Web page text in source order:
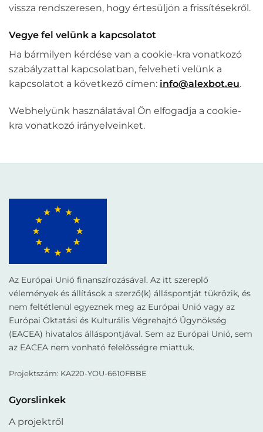
vissza rendszeresen, hogy értesüljön a frissítésekről.
Vegye fel velünk a kapcsolatot
Ha bármilyen kérdése van a cookie-kra vonatkozó
szabályzattal kapcsolatban, felveheti velünk a
kapcsolatot a következő címen: info@alexbot.eu.
Webhelyünk használatával Ön elfogadja a cookie-
kra vonatkozó irányelveinket.
Az Európai Unió finanszírozásával. Az itt szereplő
vélemények és állítások a szerző(k) álláspontját tükrözik, és
nem feltétlenül egyeznek meg az Európai Unió vagy az
Európai Oktatási és Kulturális Végrehajtó Ügynökség
(EACEA) hivatalos álláspontjával. Sem az Európai Unió, sem
az EACEA nem vonható felelősségre miattuk.
Projektszám: KA220-YOU-6610FBBE
Gyorslinkek
A projektről